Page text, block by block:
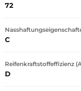
72
C
Reifenkraftstoffeffizienz
D